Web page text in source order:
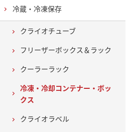
冷蔵・冷凍保存
クライオチューブ
フリーザーボックス＆ラック
クーラーラック
冷凍・冷却コンテナー・ボッ
クス
クライオラベル